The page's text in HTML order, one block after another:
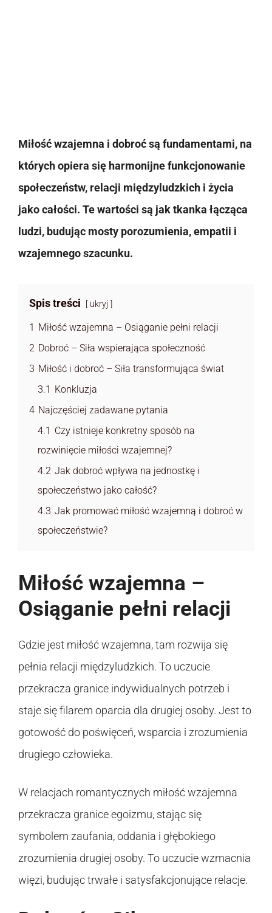
Miłość wzajemna i dobroć są fundamentami, na
których opiera się harmonijne funkcjonowanie
społeczeństw, relacji międzyludzkich i życia
jako całości. Te wartości są jak tkanka łącząca
ludzi, budując mosty porozumienia, empatii i
wzajemnego szacunku.
Spis treści ukryj
1
Miłość wzajemna – Osiąganie pełni relacji
2 Dobroć – Siła wspierająca społeczność
3 Miłość i dobroć – Siła transformująca świat
3.1
Konkluzja
4 Najczęściej zadawane pytania
4.1 Czy istnieje konkretny sposób na
rozwinięcie miłości wzajemnej?
4.2 Jak dobroć wpływa na jednostkę i
społeczeństwo jako całość?
4.3 Jak promować miłość wzajemną i dobroć w
społeczeństwie?
Miłość wzajemna –
Osiąganie pełni relacji
Gdzie jest miłość wzajemna, tam rozwija się
pełnia relacji międzyludzkich. To uczucie
przekracza granice indywidualnych potrzeb i
staje się filarem oparcia dla drugiej osoby. Jest to
gotowość do poświęceń, wsparcia i zrozumienia
drugiego człowieka.
W relacjach romantycznych miłość wzajemna
przekracza granice egoizmu, stając się
symbolem zaufania, oddania i głębokiego
zrozumienia drugiej osoby. To uczucie wzmacnia
więzi, budując trwałe i satysfakcjonujące relacje.